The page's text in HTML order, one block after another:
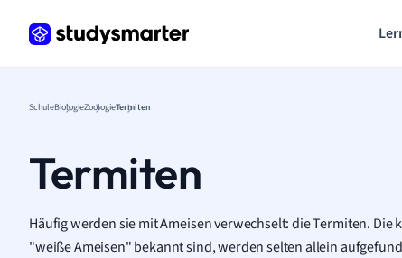
SchuleBiologieZoologieTermiten
Termiten
Häufig werden sie mit Ameisen verwechselt: die Termiten. Die
"weiße Ameisen" bekannt sind, werden selten allein